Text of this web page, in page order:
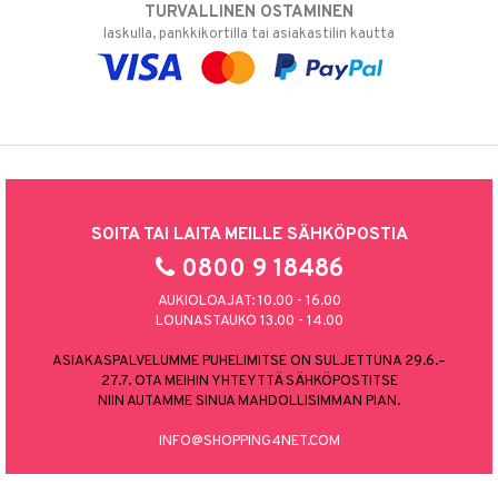
TURVALLINEN OSTAMINEN
laskulla, pankkikortilla tai asiakastilin kautta
SOITA TAI LAITA MEILLE SÄHKÖPOSTIA
0800 9 18486
AUKIOLOAJAT: 10.00 - 16.00
LOUNASTAUKO 13.00 - 14.00
ASIAKASPALVELUMME PUHELIMITSE ON SULJETTUNA 29.6.–
27.7. OTA MEIHIN YHTEYTTÄ SÄHKÖPOSTITSE
NIIN AUTAMME SINUA MAHDOLLISIMMAN PIAN.
INFO@SHOPPING4NET.COM